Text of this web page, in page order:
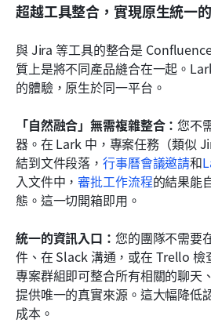
超越工具整合，實現原生統一
與 Jira 等工具的整合是
質上是將不同產品縫合在一起。
的體驗，原生於同一平台。
「自然融合」無需複雜整合：您不
器。在 Lark 中，專案任務（類似
結到文件段落，行事曆會議邀請和
入文件中，審批工作流程的結果能
態。這一切開箱即用。
統一的資訊入口： 您的團隊不需要
件、在 Slack 溝通，或在 Trello 檢
專案群組即可整合所有相關的聊天
提供唯一的真實來源。這大幅降低
成本。